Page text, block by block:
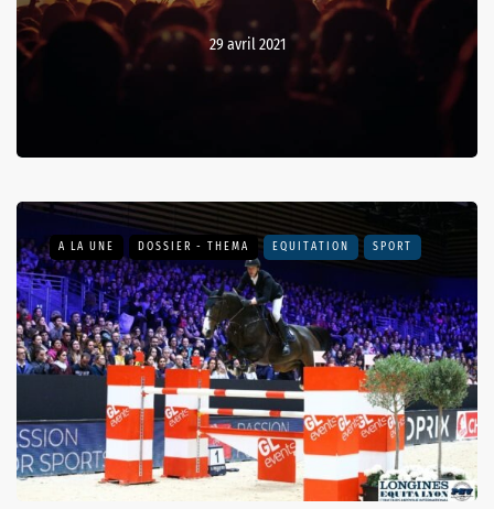
29 avril 2021
A LA UNE DOSSIER - THEMA EQUITATION SPORT